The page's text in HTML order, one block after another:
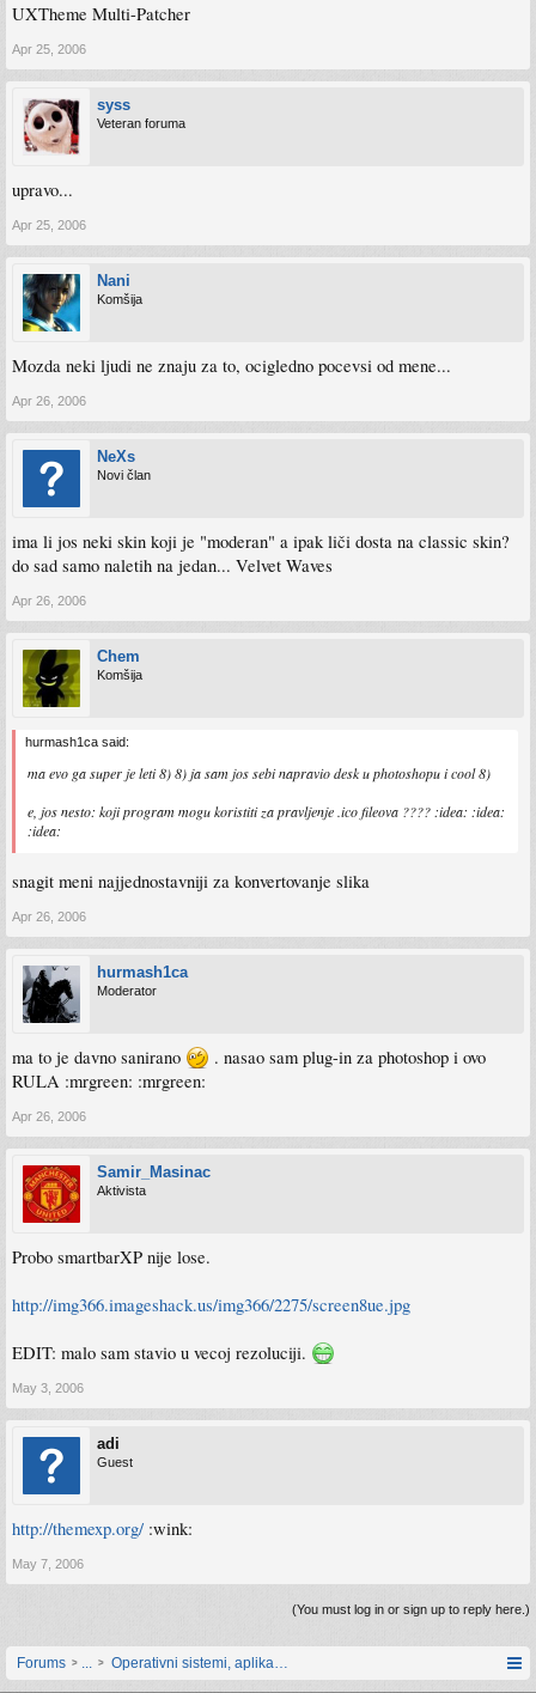
UXTheme Multi-Patcher
Apr 25, 2006
syss
Veteran foruma
upravo...
Apr 25, 2006
Nani
Komšija
Mozda neki ljudi ne znaju za to, ocigledno pocevsi od mene...
Apr 26, 2006
NeXs
Novi član
ima li jos neki skin koji je "moderan" a ipak liči dosta na classic skin?
do sad samo naletih na jedan... Velvet Waves
Apr 26, 2006
Chem
Komšija
hurmash1ca said:
ma evo ga super je leti 8) 8) ja sam jos sebi napravio desk u photoshopu i cool 8)
e, jos nesto: koji program mogu koristiti za pravljenje .ico fileova ???? :idea: :idea:
:idea:
snagit meni najjednostavniji za konvertovanje slika
Apr 26, 2006
hurmash1ca
Moderator
ma to je davno sanirano
. nasao sam plug-in za photoshop i ovo
RULA :mrgreen: :mrgreen:
Apr 26, 2006
Samir_Masinac
Aktivista
Probo smartbarXP nije lose.
http://img366.imageshack.us/img366/2275/screen8ue.jpg
EDIT: malo sam stavio u vecoj rezoluciji.
May 3, 2006
adi
Guest
http://themexp.org/ :wink:
May 7, 2006
(You must log in or sign up to reply here.)
Forums ... Operativni sistemi, aplikacije i programiranje